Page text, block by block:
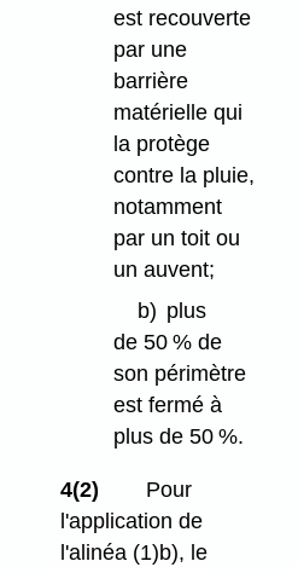
est recouverte
par une
barrière
matérielle qui
la protège
contre la pluie,
notamment
par un toit ou
un auvent;
b) plus
de 50 % de
son périmètre
est fermé à
plus de 50 %.
4(2)
Pour
l'application de
l'alinéa (1)b), le